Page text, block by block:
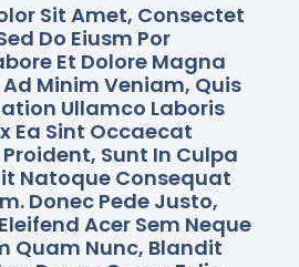
Sit Amet, Consectet
Do Eiusm Por
Et Dolore Magna
Minim Veniam, Quis
Ullamco Laboris
Ea Sint Occaecat
Sunt In Culpa
Natoque Consequat
Donec Pede Justo,
Acer Sem Neque
Quam Nunc, Blandit